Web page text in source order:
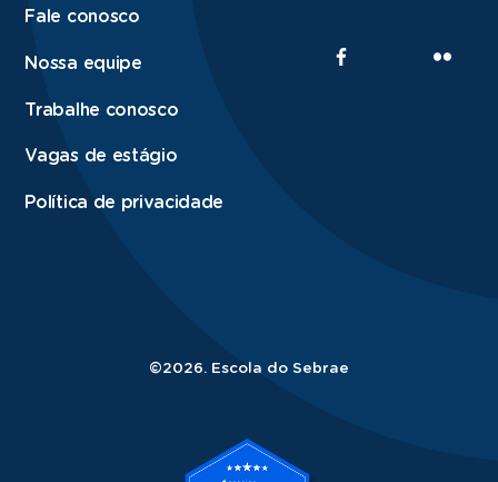
Fale conosco
Nossa equipe
Trabalhe conosco
Vagas de estágio
Política de privacidade
©2026. Escola do Sebrae